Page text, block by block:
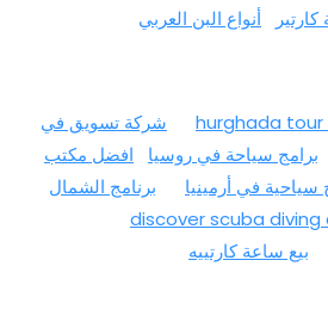
أنواع البن العربي
hurghada
شركة تسويق في
برامج سياحة في روسيا
افضل مكتب
سياحية في أرمينيا
برنامج الشمال
discover scuba diving
بيع ساعة كارتييه